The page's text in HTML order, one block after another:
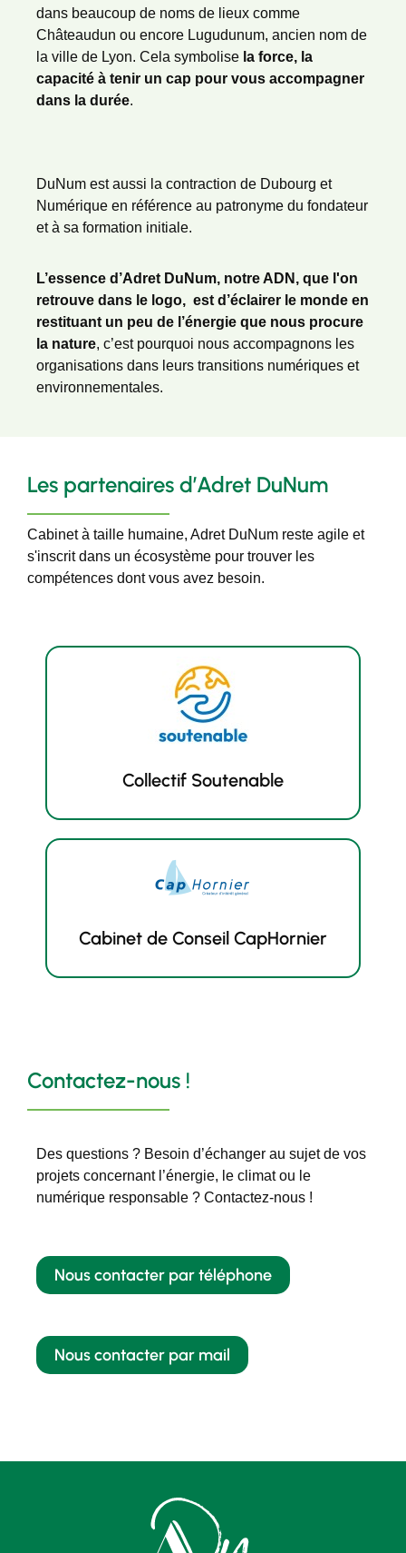
dans beaucoup de noms de lieux comme
Châteaudun ou encore Lugudunum, ancien nom de
la ville de Lyon. Cela symbolise la force, la
capacité à tenir un cap pour vous accompagner
dans la durée.
DuNum est aussi la contraction de Dubourg et
Numérique en référence au patronyme du fondateur
et à sa formation initiale.
L’essence d’Adret DuNum, notre ADN, que l'on
retrouve dans le logo, est d’éclairer le monde en
restituant un peu de l’énergie que nous procure
la nature, c’est pourquoi nous accompagnons les
organisations dans leurs transitions numériques et
environnementales.
Les partenaires d’Adret DuNum
Cabinet à taille humaine, Adret DuNum reste agile et
s'inscrit dans un écosystème pour trouver les
compétences dont vous avez besoin.
Collectif Soutenable
Cabinet de Conseil CapHornier
Contactez-nous !
Des questions ? Besoin d’échanger au sujet de vos
projets concernant l’énergie, le climat ou le
numérique responsable ? Contactez-nous !
Nous contacter par téléphone
Nous contacter par mail